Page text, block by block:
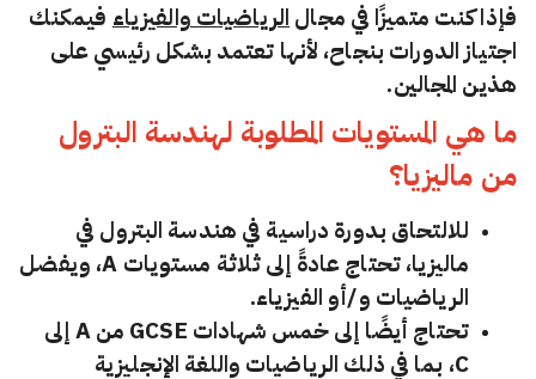
فإذا كنت متميزًا في مجال الرياضيات والفيزياء فيمكنك
اجتياز الدورات بنجاح، لأنها تعتمد بشكل رئيسي على
هذين المجالين.
ما هي المستويات المطلوبة لهندسة البترول
من ماليزيا؟
للالتحاق بدورة دراسية في هندسة البترول في
ماليزيا، تحتاج عادةً إلى ثلاثة مستويات A، ويفضل
الرياضيات و/أو الفيزياء.
تحتاج أيضًا إلى خمس شهادات GCSE من A إلى
C، بما في ذلك الرياضيات واللغة الإنجليزية